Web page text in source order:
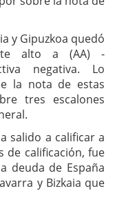
y Gipuzkoa quedó
alto a (AA) -
negativa. Lo
la nota de estas
tres escalones
salido a calificar a
de calificación, fue
deuda de España
y Bizkaia que